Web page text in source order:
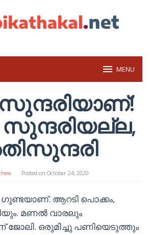
MENU
Posted on October 24, 2020
ഗുണ്ടയാണ്‌. ആറടി പൊക്കം,
മണൽ വാരലും
ജോലി. ഒരുമിച്ചു പണിയെടുത്തും